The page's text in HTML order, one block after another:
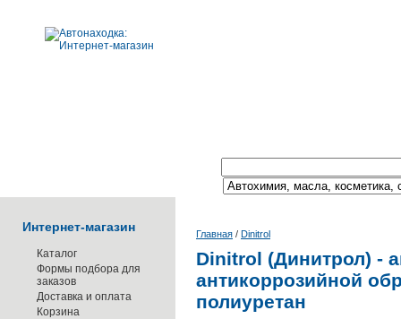
Интернет-магазин
Каталог
Формы подбора для
заказов
Доставка и оплата
Корзина
Главная / Dinitrol
Dinitrol (Динитрол) -
антикоррозийной
полиуретан